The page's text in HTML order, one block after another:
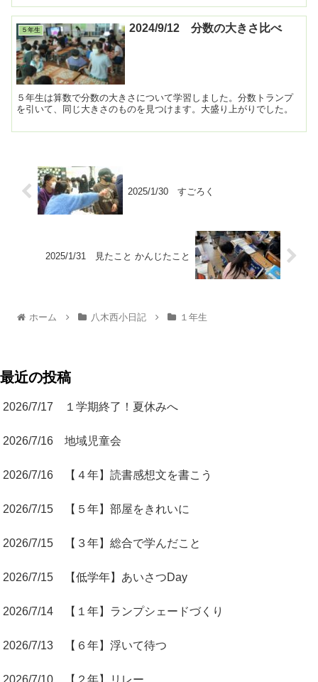
れ...
５年生 2024/9/12 分数の大きさ比べ
５年生は算数で分数の大きさについて学習しました。分数トランプ
を引いて、同じ大きさのものを見つけます。大盛り上がりでした。
2025/1/30 すごろく
2025/1/31 見たこと かんじたこと
ホーム 八木西小日記 １年生
最近の投稿
2026/7/17 １学期終了！夏休みへ
2026/7/16 地域児童会
2026/7/16 【４年】読書感想文を書こう
2026/7/15 【５年】部屋をきれいに
2026/7/15 【３年】総合で学んだこと
2026/7/15 【低学年】あいさつDay
2026/7/14 【１年】ランプシェードづくり
2026/7/13 【６年】浮いて待つ